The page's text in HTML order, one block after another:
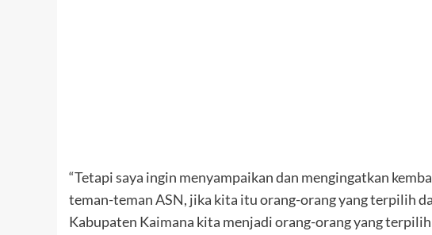
“Tetapi saya ingin menyampaikan dan mengingatkan
teman-teman ASN, jika kita itu orang-orang yang terpilih
Kabupaten Kaimana kita menjadi orang-orang yang